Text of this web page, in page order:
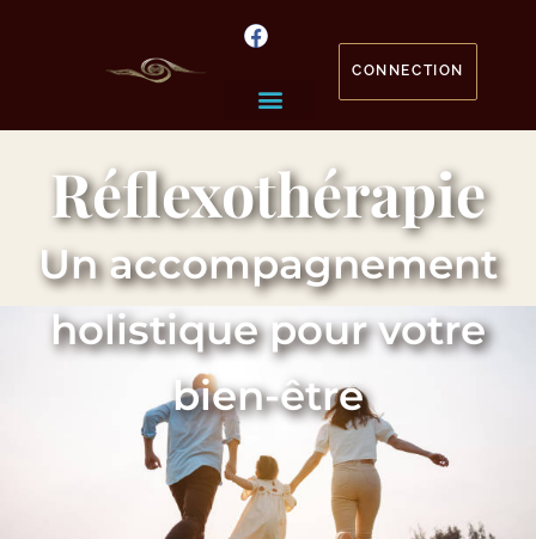
CONNECTION
Réflexothérapie
Un accompagnement
holistique pour votre
bien-être